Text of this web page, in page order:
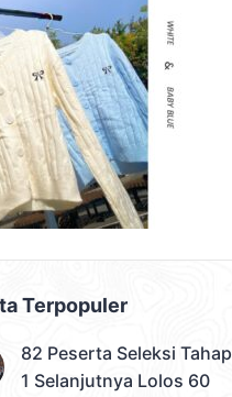
Terpopuler
82 Peserta Seleksi Tahap
1 Selanjutnya Lolos 60